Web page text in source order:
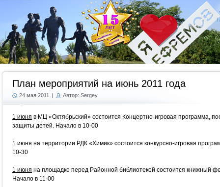
План мероприятий на июнь 2011 года
24 мая 2011 | Автор: Sergey
1 июня в МЦ «Октябрьский» состоится Концертно-игровая программа,
защиты детей. Начало в 10-00
1 июня на территории РДК «Химик» состоится конкурсно-игровая
10-30
1 июня на площадке перед Районной библиотекой состоится книжный
Начало в 11-00